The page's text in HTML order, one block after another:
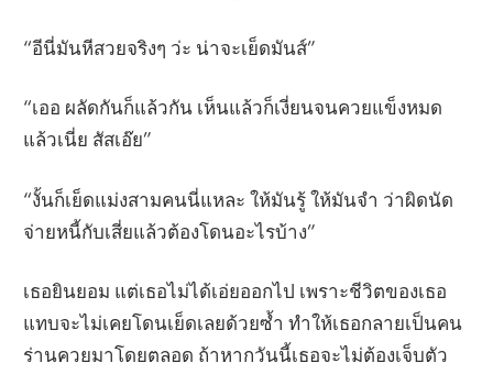
“อีนี่มันหีสวยจริงๆ ว่ะ น่าจะเย็ดมันส์”
“เออ ผลัดกันก็แล้วกัน เห็นแล้วก็เงี่ยนจนควยแข็งหมด
แล้วเนี่ย สัสเอ๊ย”
“งั้นก็เย็ดแม่งสามคนนี่แหละ ให้มันรู้ ให้มันจำ ว่าผิดนัด
จ่ายหนี้กับเสี่ยแล้วต้องโดนอะไรบ้าง”
เธอยินยอม แต่เธอไม่ได้เอ่ยออกไป เพราะชีวิตของเธอ
แทบจะไม่เคยโดนเย็ดเลยด้วยซ้ำ ทำให้เธอกลายเป็นคน
ร่านควยมาโดยตลอด ถ้าหากวันนี้เธอจะไม่ต้องเจ็บตัว